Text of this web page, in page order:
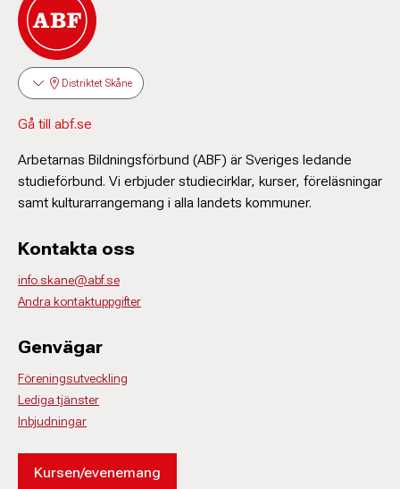
Distriktet Skåne
Gå till abf.se
Arbetarnas Bildningsförbund (ABF) är Sveriges ledande
studieförbund. Vi erbjuder studiecirklar, kurser, föreläsningar
samt kulturarrangemang i alla landets kommuner.
Kontakta oss
info.skane@abf.se
Andra kontaktuppgifter
Genvägar
Föreningsutveckling
Lediga tjänster
Inbjudningar
Kursen/evenemang